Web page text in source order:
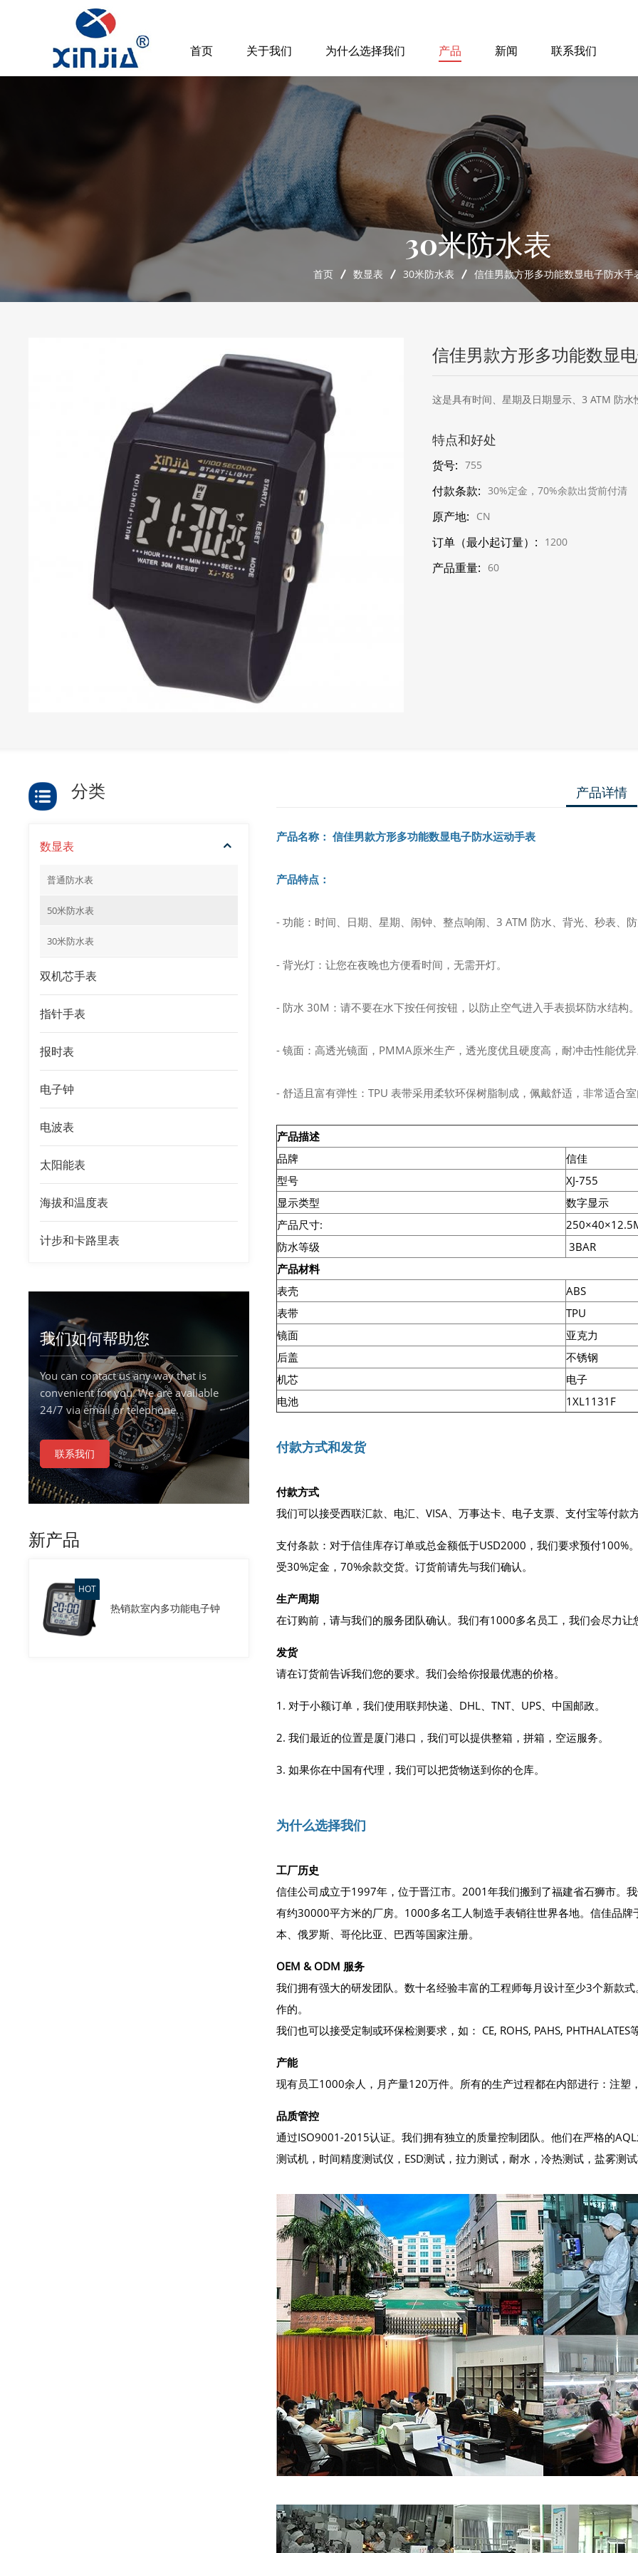
首页 关于我们 为什么选择我们 产品 新闻 联系我们
30米防水表
首页 数显表 30米防水表 信佳男款方形多功能数显电子防水手
信佳男款方形多功能数显
这是具有时间、星期及日期显示、3 ATM 防
特点和好处
货号: 755
付款条款: 30%定金，70%余款出货前付清
原产地: CN
订单（最小起订量）: 1200
产品重量: 60
产品详情
产品名称： 信佳男款方形多功能数显电子防水运动手表
产品特点：
- 功能：时间、日期、星期、闹钟、整点响闹、3 ATM 防水、背光、秒表、
- 背光灯：让您在夜晚也方便看时间，无需开灯。
- 防水 30M：请不要在水下按任何按钮，以防止空气进入手表损坏防水结构
- 镜面：高透光镜面，PMMA原米生产，透光度优且硬度高，耐冲击性能优
- 舒适且富有弹性：TPU 表带采用柔软环保树脂制成，佩戴舒适，非常适合
产品描述
品牌
信佳
型号
XJ-755
显示类型
数字显示
产品尺寸:
防水等级
3BAR
产品材料
表壳
ABS
表带
TPU
镜面
亚克力
后盖
不锈钢
机芯
电子
电池
1XL1131F
付款方式和发货
付款方式
我们可以接受西联汇款、电汇、VISA、万事达卡、电子支票、支付宝等付款
支付条款：对于信佳库存订单或总金额低于USD2000，我们要求预付100%
受30%定金，70%余款交货。订货前请先与我们确认。
生产周期
在订购前，请与我们的服务团队确认。我们有1000多名员工，我们会尽力让
发货
请在订货前告诉我们您的要求。我们会给你报最优惠的价格。
1. 对于小额订单，我们使用联邦快递、DHL、TNT、UPS、中国邮政。
2. 我们最近的位置是厦门港口，我们可以提供整箱，拼箱，空运服务。
3. 如果你在中国有代理，我们可以把货物送到你的仓库。
为什么选择我们
工厂历史
信佳公司成立于1997年，位于晋江市。2001年我们搬到了福建省石狮市。
有约30000平方米的厂房。1000多名工人制造手表销往世界各地。信佳品
本、俄罗斯、哥伦比亚、巴西等国家注册。
OEM & ODM 服务
我们拥有强大的研发团队。数十名经验丰富的工程师每月设计至少3个新款
作的。
我们也可以接受定制或环保检测要求，如： CE, ROHS, PAHS, PHTHALATES
产能
现有员工1000余人，月产量120万件。所有的生产过程都在内部进行：注塑
品质管控
通过ISO9001-2015认证。我们拥有独立的质量控制团队。他们在严格的
测试机，时间精度测试仪，ESD测试，拉力测试，耐水，冷热测试，盐雾测
分类
数显表
普通防水表
50米防水表
30米防水表
双机芯手表
指针手表
报时表
电子钟
电波表
太阳能表
海拔和温度表
计步和卡路里表
我们如何帮助您
You can contact us any way that is
convenient for you. We are available
24/7 via email or telephone.
联系我们
新产品
热销款室内多功能电子钟